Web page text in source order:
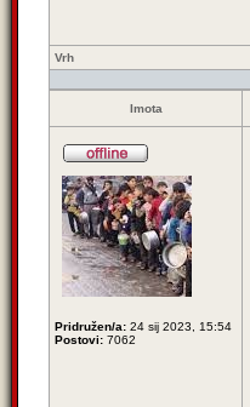
Vrh
Imota
Pridružen/a: 24 sij 2023, 15:54
Postovi: 7062